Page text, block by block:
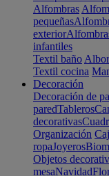
Alfombras
pequeñas
exterior
infantiles
Textil baño
Textil cocina
Decoración
Decoración de
paredTableros
decorativas
Organización
ropaJoyeros
Objetos
mesaNavidad